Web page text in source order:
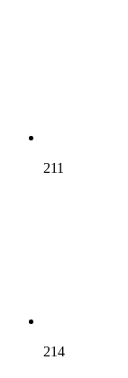
211
214